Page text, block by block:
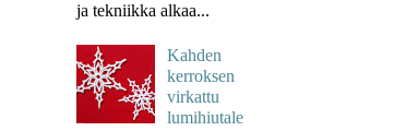
ja tekniikka alkaa...
Kahden
kerroksen
virkattu
lumihiutale